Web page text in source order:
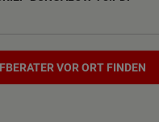
10.5 m
VOR ORT FINDEN